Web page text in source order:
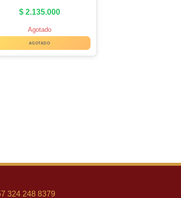
$2.135.000
Agotado
AGOTADO
324 248 8379